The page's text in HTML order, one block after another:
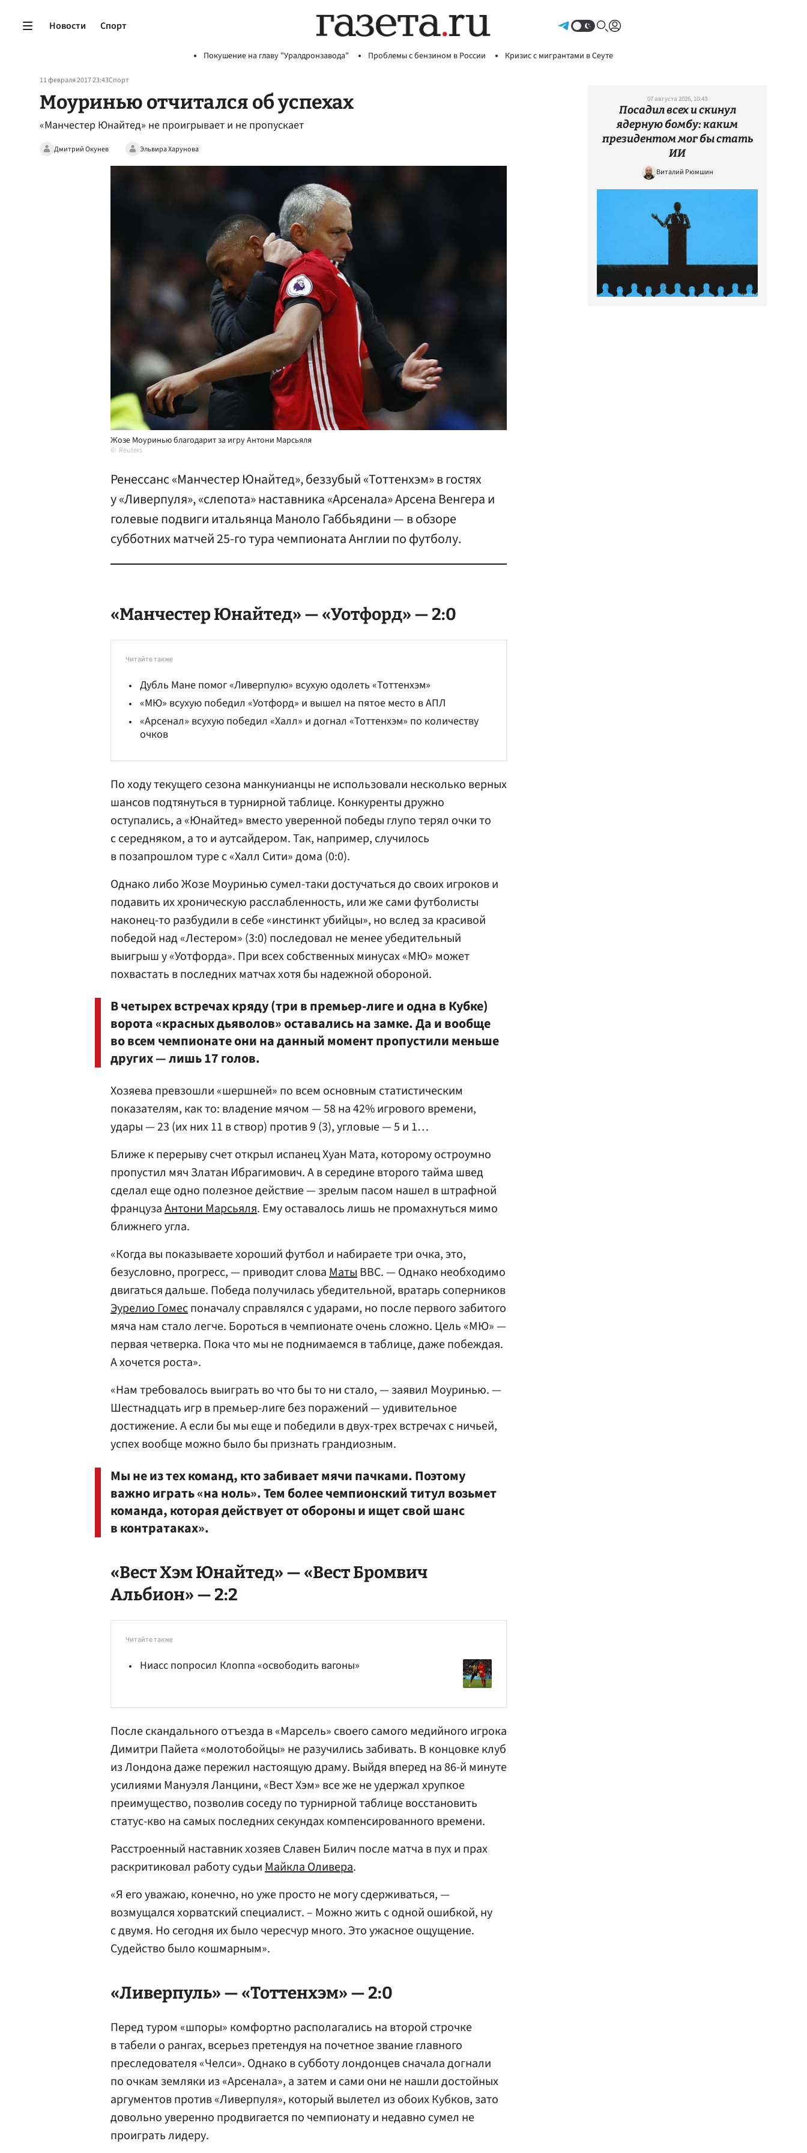
Новости Спорт
Покушение на главу "Уралдронзавода" Проблемы с бензином в России Кризис с мигрантами в Сеуте
11 февраля 2017 23:43Спорт
Моуринью отчитался об успехах
«Манчестер Юнайтед» не проигрывает и не пропускает
Дмитрий Окунев Эльвира Харунова
Жозе Моуринью благодарит за игру Антони Марсьяля
Reuters
Ренессанс «Манчестер Юнайтед», беззубый «Тоттенхэм» в гостях
у «Ливерпуля», «слепота» наставника «Арсенала» Арсена Венгера и
голевые подвиги итальянца Маноло Габбьядини — в обзоре
субботних матчей 25-го тура чемпионата Англии по футболу.
«Манчестер Юнайтед» — «Уотфорд» — 2:0
Читайте также
Дубль Мане помог «Ливерпулю» всухую одолеть «Тоттенхэм»
«МЮ» всухую победил «Уотфорд» и вышел на пятое место в АПЛ
«Арсенал» всухую победил «Халл» и догнал «Тоттенхэм» по количеству
очков
По ходу текущего сезона манкунианцы не использовали несколько верных
шансов подтянуться в турнирной таблице. Конкуренты дружно
оступались, а «Юнайтед» вместо уверенной победы глупо терял очки то
с середняком, а то и аутсайдером. Так, например, случилось
в позапрошлом туре с «Халл Сити» дома (0:0).
Однако либо Жозе Моуринью сумел-таки достучаться до своих игроков и
подавить их хроническую расслабленность, или же сами футболисты
наконец-то разбудили в себе «инстинкт убийцы», но вслед за красивой
победой над «Лестером» (3:0) последовал не менее убедительный
выигрыш у «Уотфорда». При всех собственных минусах «МЮ» может
похвастать в последних матчах хотя бы надежной обороной.
В четырех встречах кряду (три в премьер-лиге и одна в Кубке)
ворота «красных дьяволов» оставались на замке. Да и вообще
во всем чемпионате они на данный момент пропустили меньше
других — лишь 17 голов.
Хозяева превзошли «шершней» по всем основным статистическим
показателям, как то: владение мячом — 58 на 42% игрового времени,
удары — 23 (их них 11 в створ) против 9 (3), угловые — 5 и 1…
Ближе к перерыву счет открыл испанец Хуан Мата, которому остроумно
пропустил мяч Златан Ибрагимович. А в середине второго тайма швед
сделал еще одно полезное действие — зрелым пасом нашел в штрафной
французаАнтони Марсьяля. Ему оставалось лишь не промахнуться мимо
ближнего угла.
«Когда вы показываете хороший футбол и набираете три очка, это,
безусловно, прогресс, — приводит словаМатыВВС. — Однако необходимо
двигаться дальше. Победа получилась убедительной, вратарь соперников
Эурелио Гомеспоначалу справлялся с ударами, но после первого забитого
мяча нам стало легче. Бороться в чемпионате очень сложно. Цель «МЮ» —
первая четверка. Пока что мы не поднимаемся в таблице, даже побеждая.
А хочется роста».
«Нам требовалось выиграть во что бы то ни стало, — заявил Моуринью. —
Шестнадцать игр в премьер-лиге без поражений — удивительное
достижение. А если бы мы еще и победили в двух-трех встречах с ничьей,
успех вообще можно было бы признать грандиозным.
Мы не из тех команд, кто забивает мячи пачками. Поэтому
важно играть «на ноль». Тем более чемпионский титул возьмет
команда, которая действует от обороны и ищет свой шанс
в контратаках».
«Вест Хэм Юнайтед» — «Вест Бромвич
Альбион» — 2:2
Читайте также
Ниасс попросил Клоппа «освободить вагоны»
После скандального отъезда в «Марсель» своего самого медийного игрока
Димитри Пайета «молотобойцы» не разучились забивать. В концовке клуб
из Лондона даже пережил настоящую драму. Выйдя вперед на 86-й минуте
усилиями Мануэля Ланцини, «Вест Хэм» все же не удержал хрупкое
преимущество, позволив соседу по турнирной таблице восстановить
статус-кво на самых последних секундах компенсированного времени.
Расстроенный наставник хозяев Славен Билич после матча в пух и прах
раскритиковал работу судьиМайкла Оливера.
«Я его уважаю, конечно, но уже просто не могу сдерживаться, —
возмущался хорватский специалист. – Можно жить с одной ошибкой, ну
с двумя. Но сегодня их было чересчур много. Это ужасное ощущение.
Судейство было кошмарным».
«Ливерпуль» — «Тоттенхэм» — 2:0
Перед туром «шпоры» комфортно располагались на второй строчке
в табели о рангах, всерьез претендуя на почетное звание главного
преследователя «Челси». Однако в субботу лондонцев сначала догнали
по очкам земляки из «Арсенала», а затем и сами они не нашли достойных
аргументов против «Ливерпуля», который вылетел из обоих Кубков, зато
довольно уверенно продвигается по чемпионату и недавно сумел не
проиграть лидеру.
07 августа 2026, 10:43
Посадил всех и скинул
ядерную бомбу: каким
президентом мог бы стать
ИИ
Виталий Рюмшин